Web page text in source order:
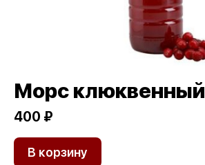
Морс клюквенный
400 ₽
В корзину